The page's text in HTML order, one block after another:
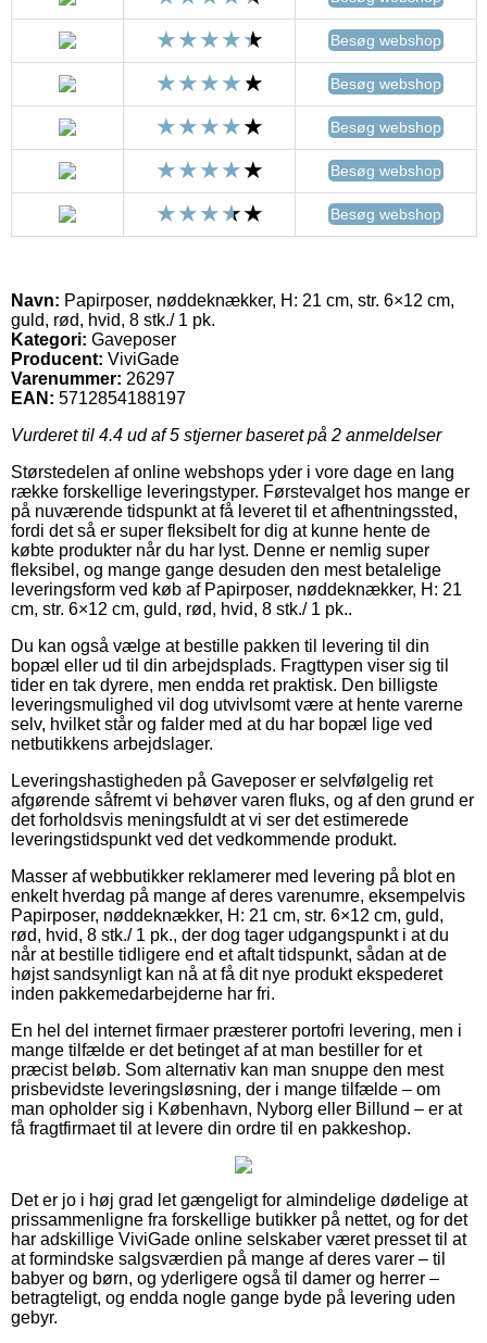
Besøg webshop
Besøg webshop
Besøg webshop
Besøg webshop
Besøg webshop
Navn: Papirposer, nøddeknækker, H: 21 cm, str. 6×12 cm,
guld, rød, hvid, 8 stk./ 1 pk.
Kategori: Gaveposer
Producent: ViviGade
Varenummer: 26297
EAN: 5712854188197
Vurderet til 4.4 ud af 5 stjerner baseret på 2 anmeldelser
Størstedelen af online webshops yder i vore dage en lang
række forskellige leveringstyper. Førstevalget hos mange er
på nuværende tidspunkt at få leveret til et afhentningssted,
fordi det så er super fleksibelt for dig at kunne hente de
købte produkter når du har lyst. Denne er nemlig super
fleksibel, og mange gange desuden den mest betalelige
leveringsform ved køb af Papirposer, nøddeknækker, H: 21
cm, str. 6×12 cm, guld, rød, hvid, 8 stk./ 1 pk..
Du kan også vælge at bestille pakken til levering til din
bopæl eller ud til din arbejdsplads. Fragttypen viser sig til
tider en tak dyrere, men endda ret praktisk. Den billigste
leveringsmulighed vil dog utvivlsomt være at hente varerne
selv, hvilket står og falder med at du har bopæl lige ved
netbutikkens arbejdslager.
Leveringshastigheden på Gaveposer er selvfølgelig ret
afgørende såfremt vi behøver varen fluks, og af den grund er
det forholdsvis meningsfuldt at vi ser det estimerede
leveringstidspunkt ved det vedkommende produkt.
Masser af webbutikker reklamerer med levering på blot en
enkelt hverdag på mange af deres varenumre, eksempelvis
Papirposer, nøddeknækker, H: 21 cm, str. 6×12 cm, guld,
rød, hvid, 8 stk./ 1 pk., der dog tager udgangspunkt i at du
når at bestille tidligere end et aftalt tidspunkt, sådan at de
højst sandsynligt kan nå at få dit nye produkt ekspederet
inden pakkemedarbejderne har fri.
En hel del internet firmaer præsterer portofri levering, men i
mange tilfælde er det betinget af at man bestiller for et
præcist beløb. Som alternativ kan man snuppe den mest
prisbevidste leveringsløsning, der i mange tilfælde – om
man opholder sig i København, Nyborg eller Billund – er at
få fragtfirmaet til at levere din ordre til en pakkeshop.
Det er jo i høj grad let gængeligt for almindelige dødelige at
prissammenligne fra forskellige butikker på nettet, og for det
har adskillige ViviGade online selskaber været presset til at
at formindske salgsværdien på mange af deres varer – til
babyer og børn, og yderligere også til damer og herrer –
betragteligt, og endda nogle gange byde på levering uden
gebyr.